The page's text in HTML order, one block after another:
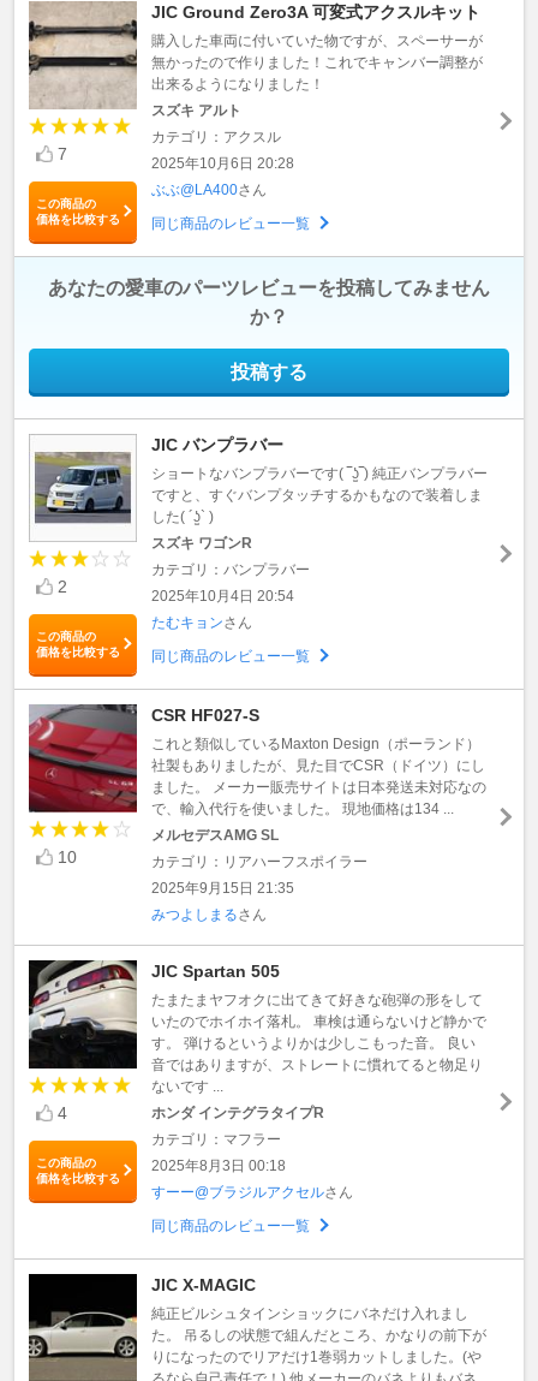
7
この商品の
価格を比較する
JIC Ground Zero3A 可変式アクスルキット
購入した車両に付いていた物ですが、スペーサーが
無かったので作りました！これでキャンバー調整が
出来るようになりました！
スズキ アルト
カテゴリ：アクスル
2025年10月6日 20:28
ぶぶ@LA400さん
同じ商品のレビュー一覧
あなたの愛車のパーツレビューを投稿してみません
か？
投稿する
2
この商品の
価格を比較する
JIC バンプラバー
ショートなバンプラバーです( ‾ʖ̫‾) 純正バンプラバー
ですと、すぐバンプタッチするかもなので装着しま
した( ´ʖ̫` )
スズキ ワゴンR
カテゴリ：バンプラバー
2025年10月4日 20:54
たむキョンさん
同じ商品のレビュー一覧
10
CSR HF027-S
これと類似しているMaxton Design（ポーランド）
社製もありましたが、見た目でCSR（ドイツ）にし
ました。 メーカー販売サイトは日本発送未対応なの
で、輸入代行を使いました。 現地価格は134 ...
メルセデスAMG SL
カテゴリ：リアハーフスポイラー
2025年9月15日 21:35
みつよしまるさん
4
この商品の
価格を比較する
JIC Spartan 505
たまたまヤフオクに出てきて好きな砲弾の形をして
いたのでホイホイ落札。 車検は通らないけど静かで
す。 弾けるというよりかは少しこもった音。 良い
音ではありますが、ストレートに慣れてると物足り
ないです ...
ホンダ インテグラタイプR
カテゴリ：マフラー
2025年8月3日 00:18
すーー@ブラジルアクセルさん
同じ商品のレビュー一覧
JIC X-MAGIC
純正ビルシュタインショックにバネだけ入れまし
た。 吊るしの状態で組んだところ、かなりの前下が
りになったのでリアだけ1巻弱カットしました。(や